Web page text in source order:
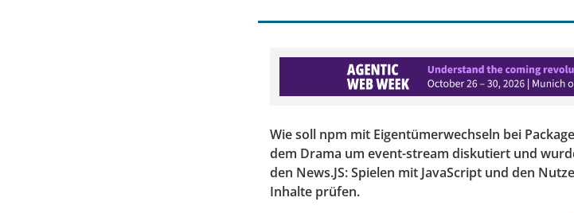
Wie soll npm mit Eigentümerwechseln bei
dem Drama um event-stream diskutiert und
den News.JS: Spielen mit JavaScript und den
Inhalte prüfen.